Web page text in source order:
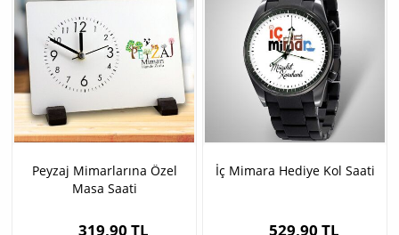
Peyzaj Mimarlarına Özel
Masa Saati
319,90 TL
İç Mimara Hediye Kol Saati
529,90 TL